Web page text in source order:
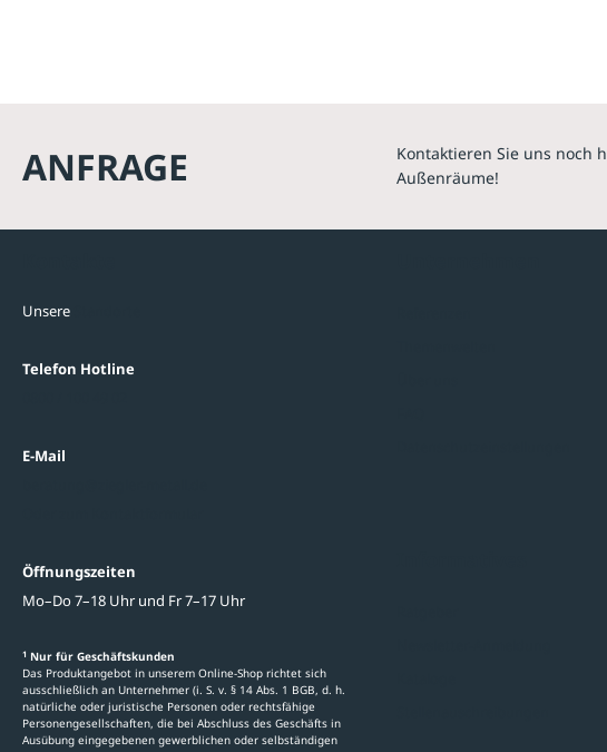
ANFRAGE
Kontaktieren Sie uns noch
Außenräume!
Unsere
Telefon Hotline
E-Mail
Öffnungszeiten
Mo–Do 7–18 Uhr und Fr 7–17 Uhr
1 Nur für Geschäftskunden
Das Produktangebot in unserem Online-Shop richtet sich
ausschließlich an Unternehmer (i. S. v. § 14 Abs. 1 BGB, d. h.
natürliche oder juristische Personen oder rechtsfähige
Personengesellschaften, die bei Abschluss des Geschäfts in
Ausübung eingegebenen gewerblichen oder selbständigen